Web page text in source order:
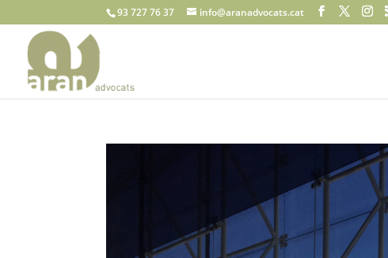
93 727 76 37 info@aranadvocats.cat